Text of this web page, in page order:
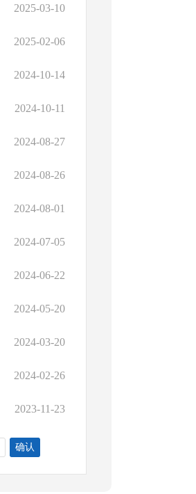
2025-03-10
2025-02-06
2024-10-14
2024-10-11
2024-08-27
2024-08-26
2024-08-01
2024-07-05
2024-06-22
2024-05-20
2024-03-20
2024-02-26
2023-11-23
确认